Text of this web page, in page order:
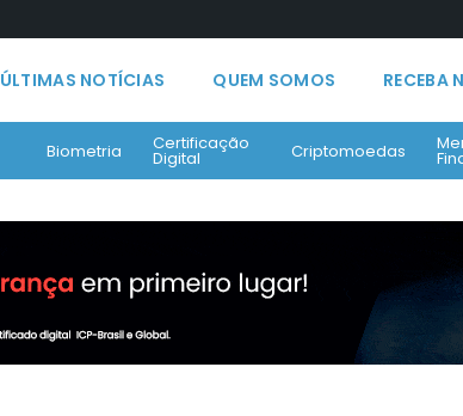
ÚLTIMAS NOTÍCIAS QUEM SOMOS RECEBA
Biometria Certificação
Digital Criptomoedas